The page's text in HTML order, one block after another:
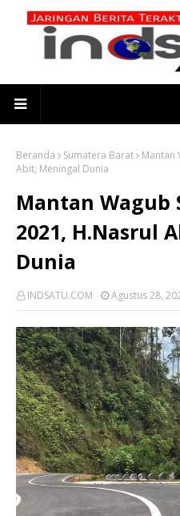
Beranda Sumatera Barat
Mantan
Abit, Meningal Dunia
Mantan Wagub
2021, H.Nasrul
Dunia
INDSATU.COM Agustus 28,